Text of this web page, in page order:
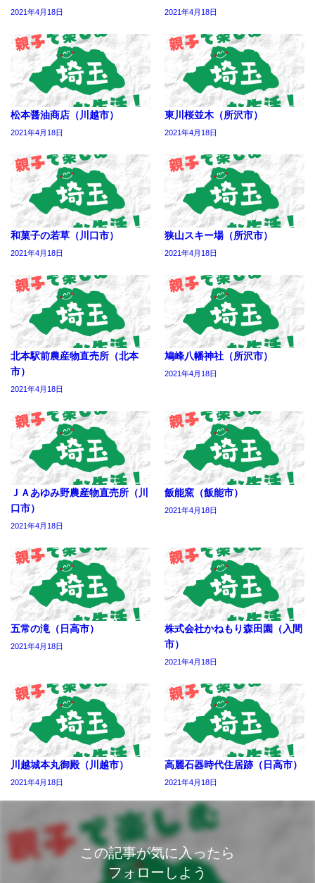
2021年4月18日 2021年4月18日
松本醤油商店（川越市）
2021年4月18日
東川桜並木（所沢市）
2021年4月18日
和菓子の若草（川口市）
2021年4月18日
狭山スキー場（所沢市）
2021年4月18日
北本駅前農産物直売所（北本
市）
2021年4月18日
鳩峰八幡神社（所沢市）
2021年4月18日
ＪＡあゆみ野農産物直売所（川
口市）
2021年4月18日
飯能窯（飯能市）
2021年4月18日
五常の滝（日高市）
2021年4月18日
株式会社かねもり森田園（入間
市）
2021年4月18日
川越城本丸御殿（川越市）
2021年4月18日
高麗石器時代住居跡（日高市）
2021年4月18日
この記事が気に入ったら
フォローしよう